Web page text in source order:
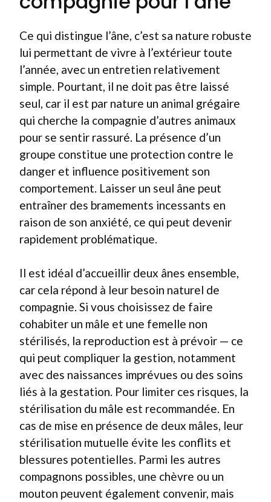
Ce qui distingue l’âne, c’est sa nature robuste
lui permettant de vivre à l’extérieur toute
l’année, avec un entretien relativement
simple. Pourtant, il ne doit pas être laissé
seul, car il est par nature un animal grégaire
qui cherche la compagnie d’autres animaux
pour se sentir rassuré. La présence d’un
groupe constitue une protection contre le
danger et influence positivement son
comportement. Laisser un seul âne peut
entraîner des bramements incessants en
raison de son anxiété, ce qui peut devenir
rapidement problématique.
Il est idéal d’accueillir deux ânes ensemble,
car cela répond à leur besoin naturel de
compagnie. Si vous choisissez de faire
cohabiter un mâle et une femelle non
stérilisés, la reproduction est à prévoir — ce
qui peut compliquer la gestion, notamment
avec des naissances imprévues ou des soins
liés à la gestation. Pour limiter ces risques, la
stérilisation du mâle est recommandée. En
cas de mise en présence de deux mâles, leur
stérilisation mutuelle évite les conflits et
blessures potentielles. Parmi les autres
compagnons possibles, une chèvre ou un
mouton peuvent également convenir, mais